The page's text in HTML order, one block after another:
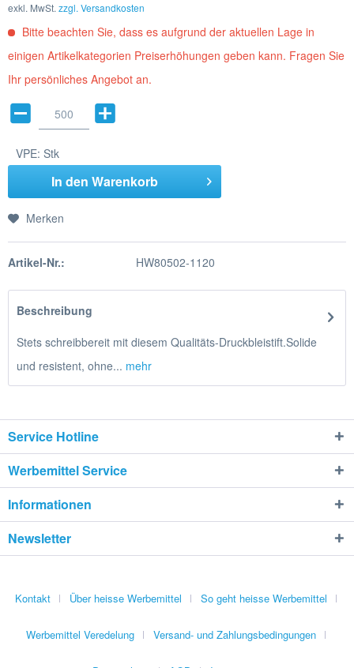
exkl. MwSt. zzgl. Versandkosten
Bitte beachten Sie, dass es aufgrund der aktuellen Lage in
einigen Artikelkategorien Preiserhöhungen geben kann. Fragen Sie
Ihr persönliches Angebot an.
VPE: Stk
In den Warenkorb
Merken
Artikel-Nr.: HW80502-1120
Beschreibung
Stets schreibbereit mit diesem Qualitäts-Druckbleistift.Solide
und resistent, ohne... mehr
Service Hotline
Werbemittel Service
Informationen
Newsletter
Kontakt Über heisse Werbemittel So geht heisse Werbemittel
Werbemittel Veredelung Versand- und Zahlungsbedingungen